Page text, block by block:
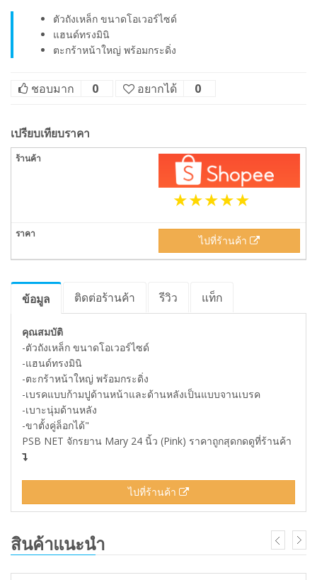
ตัวถังเหล็ก ขนาดโอเวอร์ไซด์
แฮนด์ทรงมินิ
ตะกร้าหน้าใหญ่ พร้อมกระดิ่ง
ชอบมาก 0 อยากได้ 0
เปรียบเทียบราคา
ไปที่ร้านค้า
ข้อมูล ติดต่อร้านค้า รีวิว แท็ก
คุณสมบัติ
-ตัวถังเหล็ก ขนาดโอเวอร์ไซด์
-แฮนด์ทรงมินิ
-ตะกร้าหน้าใหญ่ พร้อมกระดิ่ง
-เบรคแบบก้ามปูด้านหน้าและด้านหลังเป็นแบบจานเบรค
-เบาะนุ่มด้านหลัง
-ขาตั้งคู่ล็อกได้"
PSB NET จักรยาน Mary 24 นิ้ว (Pink) ราคาถูกสุดกดดูที่ร้านค้า
ไปที่ร้านค้า
สินค้าแนะนำ